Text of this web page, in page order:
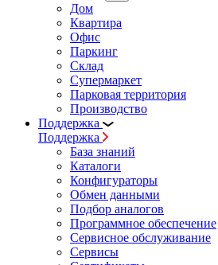
Дом
Квартира
Офис
Паркинг
Склад
Супермаркет
Парковая территория
Производство
Поддержка
Поддержка
База знаний
Каталоги
Конфигураторы
Обмен данными
Подбор аналогов
Программное обеспечение
Сервисное обслуживание
Сервисы